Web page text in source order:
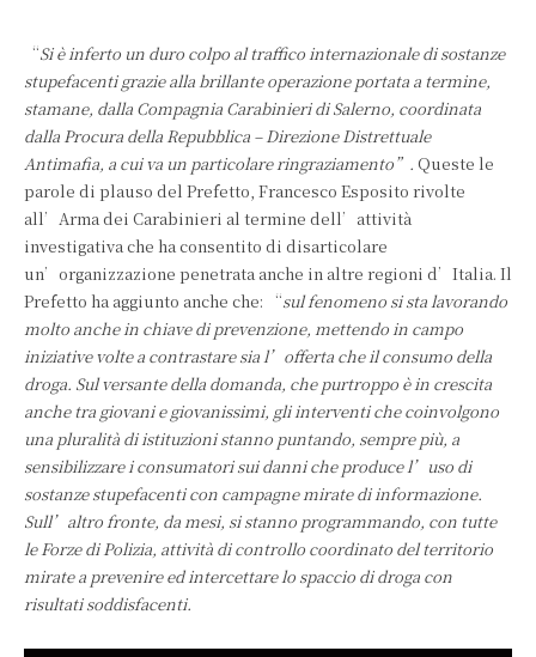
“Si è inferto un duro colpo al traffico internazionale di sostanze
stupefacenti grazie allabrillante operazione portata a termine,
stamane, dalla Compagnia Carabinieri di Salerno, coordinata
dalla Procura della Repubblica – Direzione Distrettuale
Antimafia, a cui va un particolare ringraziamento”. Queste le
parole di plauso del Prefetto, Francesco Esposito rivolte
all’Arma dei Carabinieri al termine dell’attività
investigativa che ha consentito di disarticolare
un’organizzazione penetrata anche in altre regioni d’Italia. Il
Prefetto ha aggiunto anche che: “sul fenomeno si sta lavorando
molto anche in chiave di prevenzione, mettendo in campo
iniziative volte a contrastare sia l’offerta che il consumo della
droga. Sul versante della domanda, che purtroppo è in crescita
anche tra giovani e giovanissimi, gli interventi che coinvolgono
una pluralità di istituzioni stanno puntando, sempre più, a
sensibilizzare i consumatori sui danni che producel’uso di
sostanze stupefacenti con campagne mirate di informazione.
Sull’altro fronte, da mesi, si stanno programmando, con tutte
le Forze di Polizia, attività di controllo coordinato del territorio
mirate a prevenire ed intercettare lo spaccio di droga con
risultati soddisfacenti.